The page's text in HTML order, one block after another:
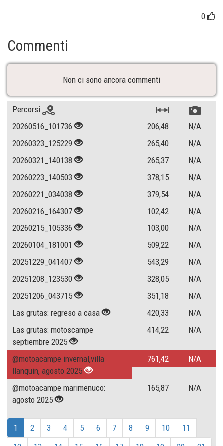
0
Commenti
Non ci sono ancora commenti
Percorsi
20260516_101736
206,48
N/A
20260323_125229
265,40
N/A
20260321_140138
265,37
N/A
20260223_140503
378,15
N/A
20260221_034038
379,54
N/A
20260216_164307
102,42
N/A
20260215_105336
103,00
N/A
20260104_181001
509,22
N/A
20251229_041407
543,29
N/A
20251208_123530
328,05
N/A
20251206_043715
351,18
N/A
Las grutas: regreso a casa
420,33
N/A
Las grutas: motoscampe
septiembre 2025
414,22 N/A
@motoacampe invernal,villa
llanquin, agosto 2025
761,42 N/A
@motoacampe marimenuco:
agosto 2025
165,87 N/A
1 2 3 4 5 6 7 8 9 10
11